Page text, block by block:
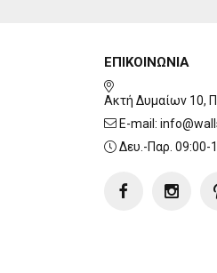
ΕΠΙΚΟΙΝΩΝΙΑ
Ακτή Δυμαίων 10,
E-mail:
Δευ.-Παρ. 09:00-